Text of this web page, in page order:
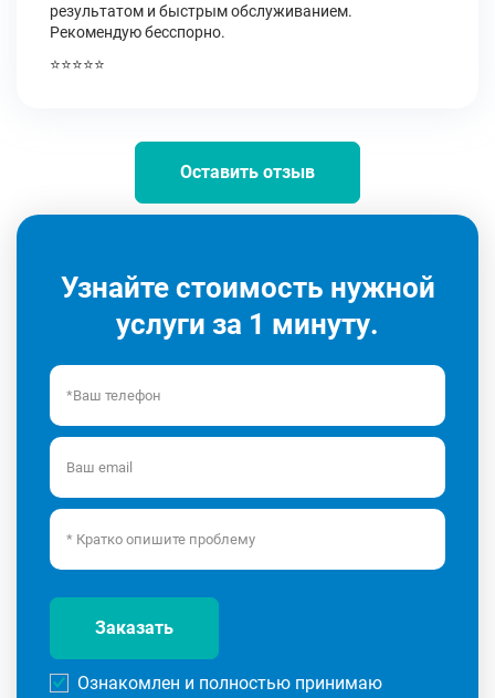
результатом и быстрым обслуживанием.
Рекомендую бесспорно.
⭐⭐⭐⭐⭐
Оставить отзыв
Узнайте стоимость нужной
услуги за 1 минуту.
Заказать
Ознакомлен и полностью принимаю